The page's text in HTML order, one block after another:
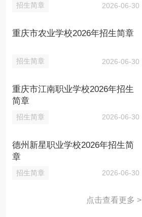
招生简章 2026-06-30
重庆市农业学校2026年招生简章
招生简章 2026-06-30
重庆市江南职业学校2026年招生
简章
招生简章 2026-06-30
德州新星职业学校2026年招生简
章
招生简章 2026-06-30
点击查看更多 >